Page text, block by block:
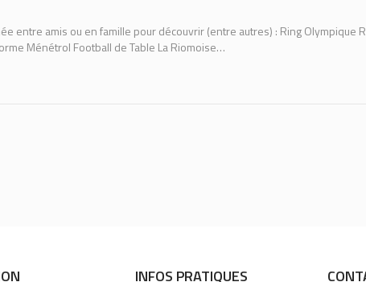
entre amis ou en famille pour découvrir (entre autres) : Ring Olympique
Ménétrol Football de Table La Riomoise…
INFOS PRATIQUES